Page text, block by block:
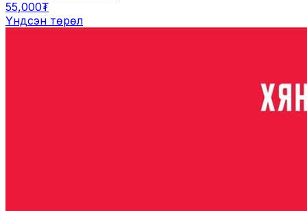
55,000₮
Үндсэн төрөл